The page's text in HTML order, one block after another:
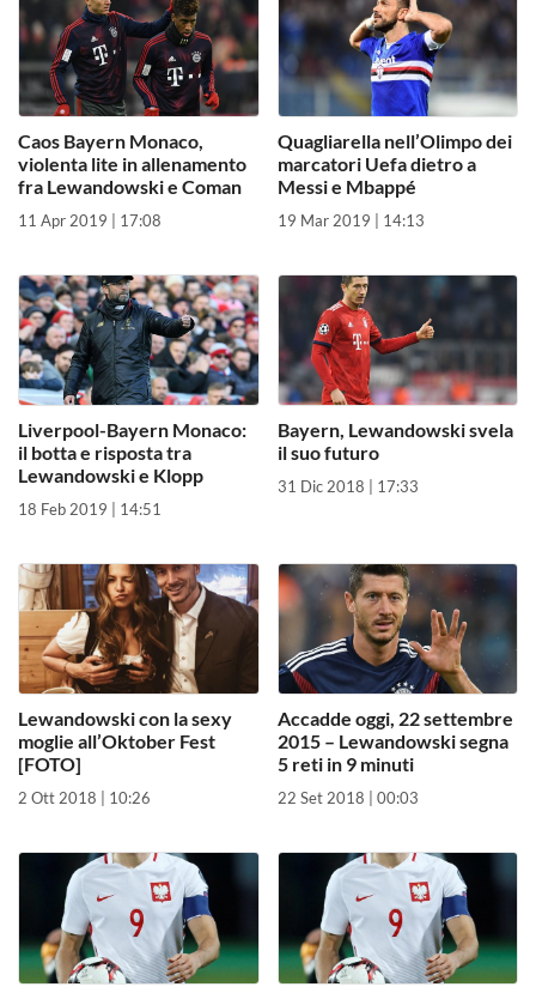
Caos Bayern Monaco,
violenta lite in allenamento
fra Lewandowski e Coman
11 Apr 2019 | 17:08
Quagliarella nell’Olimpo dei
marcatori Uefa dietro a
Messi e Mbappé
19 Mar 2019 | 14:13
Liverpool-Bayern Monaco:
il botta e risposta tra
Lewandowski e Klopp
18 Feb 2019 | 14:51
Bayern, Lewandowski svela
il suo futuro
31 Dic 2018 | 17:33
Lewandowski con la sexy
moglie all’Oktober Fest
[FOTO]
2 Ott 2018 | 10:26
Accadde oggi, 22 settembre
2015 – Lewandowski segna
5 reti in 9 minuti
22 Set 2018 | 00:03